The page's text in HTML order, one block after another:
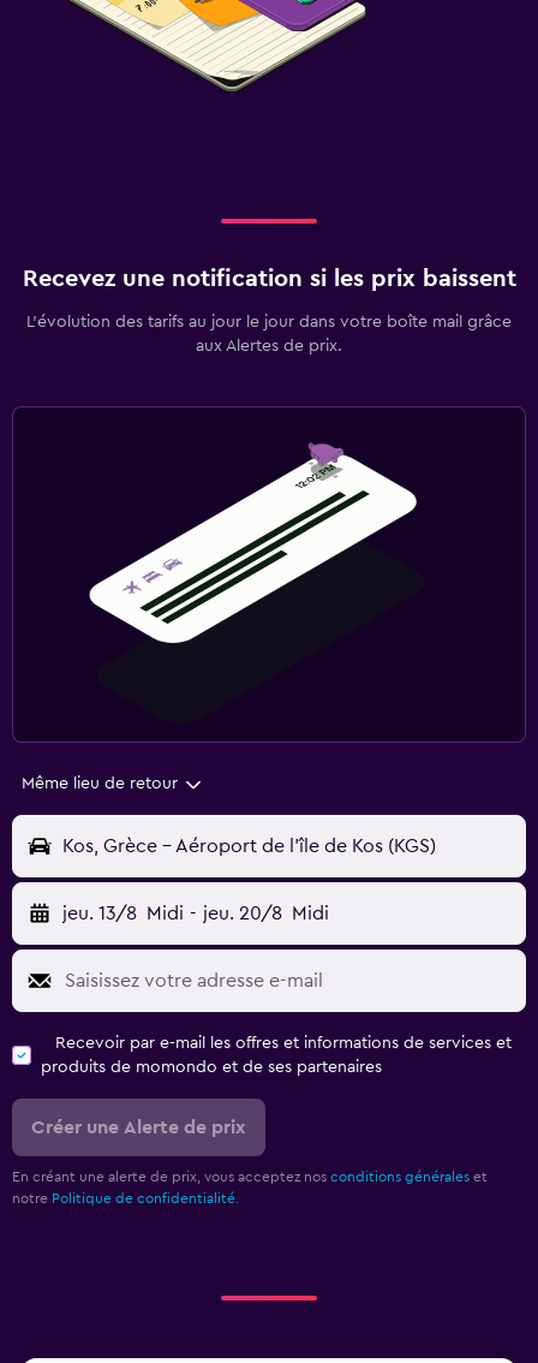
Recevez une notification si les prix baissent
L’évolution des tarifs au jour le jour dans votre boîte mail grâce
aux Alertes de prix.
Même lieu de retour
Kos, Grèce - Aéroport de l'île de Kos (KGS)
jeu. 13/8 Midi - jeu. 20/8 Midi
Recevoir par e-mail les offres et informations de services et
produits de momondo et de ses partenaires
Créer une Alerte de prix
En créant une alerte de prix, vous acceptez nos conditions générales et
notre Politique de confidentialité.